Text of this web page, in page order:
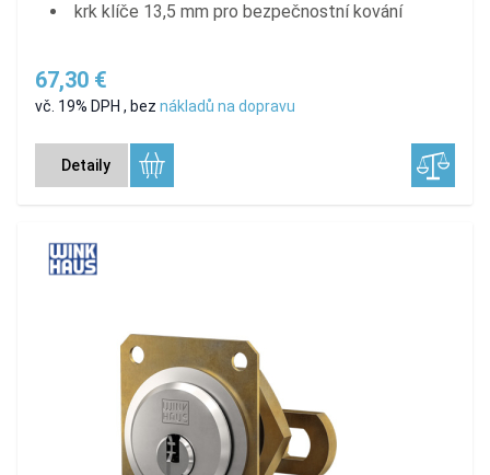
krk klíče 13,5 mm pro bezpečnostní kování
67,30 €
vč. 19% DPH , bez nákladů na dopravu
Detaily